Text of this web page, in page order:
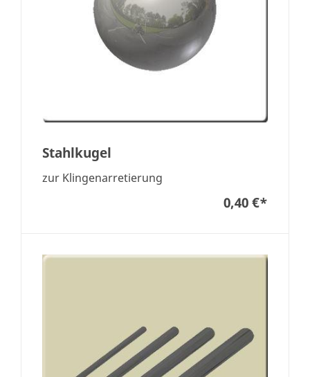
Stahlkugel
zur Klingenarretierung
0,40 €*